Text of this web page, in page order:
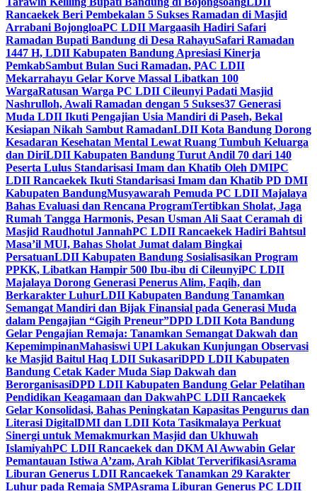
Rancaekek Beri Pembekalan 5 Sukses Ramadan di Masjid
Arrabani BojongloaPC LDII Margaasih Hadiri Safari
Ramadan Bupati Bandung di Desa RahayuSafari Ramadan
1447 H, LDII Kabupaten Bandung Apresiasi Kinerja
PemkabSambut Bulan Suci Ramadan, PAC LDII
Mekarrahayu Gelar Korve Massal Libatkan 100
WargaRatusan Warga PC LDII Cileunyi Padati Masjid
Nashrulloh, Awali Ramadan dengan 5 Sukses37 Generasi
Muda LDII Ikuti Pengajian Usia Mandiri di Paseh, Bekal
Kesiapan Nikah Sambut RamadanLDII Kota Bandung Dorong
Kesadaran Kesehatan Mental Lewat Ruang Tumbuh Keluarga
dan DiriLDII Kabupaten Bandung Turut Andil 70 dari 140
Peserta Lulus Standarisasi Imam dan Khatib Oleh DMIPC
LDII Rancaekek Ikuti Standarisasi Imam dan Khatib PD DMI
Kabupaten BandungMusyawarah Pemuda PC LDII Majalaya
Bahas Evaluasi dan Rencana ProgramTertibkan Sholat, Jaga
Rumah Tangga Harmonis, Pesan Usman Ali Saat Ceramah di
Masjid Raudhotul JannahPC LDII Rancaekek Hadiri Bahtsul
Masa’il MUI, Bahas Sholat Jumat dalam Bingkai
PersatuanLDII Kabupaten Bandung Sosialisasikan Program
PPKK, Libatkan Hampir 500 Ibu-ibu di CileunyiPC LDII
Majalaya Dorong Generasi Penerus Alim, Faqih, dan
Berkarakter LuhurLDII Kabupaten Bandung Tanamkan
Semangat Mandiri dan Bijak Finansial pada Generasi Muda
dalam Pengajian “Gigih Preneur”DPD LDII Kota Bandung
Gelar Pengajian Remaja: Tanamkan Semangat Dakwah dan
KepemimpinanMahasiswi UPI Lakukan Kunjungan Observasi
ke Masjid Baitul Haq LDII SukasariDPD LDII Kabupaten
Bandung Cetak Kader Muda Siap Dakwah dan
BerorganisasiDPD LDII Kabupaten Bandung Gelar Pelatihan
Pendidikan Keagamaan dan DakwahPC LDII Rancaekek
Gelar Konsolidasi, Bahas Peningkatan Kapasitas Pengurus dan
Literasi DigitalDMI dan LDII Kota Tasikmalaya Perkuat
Sinergi untuk Memakmurkan Masjid dan Ukhuwah
IslamiyahPC LDII Rancaekek dan DKM Al Awwabin Gelar
Pemantauan Istiwa A’zam, Arah Kiblat TerverifikasiAsrama
Liburan Generus LDII Rancaekek Tanamkan 29 Karakter
Luhur pada Remaja SMPAsrama Liburan Generus PC LDII